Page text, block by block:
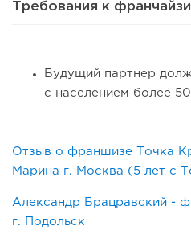
Франшиза кафе: рейтинг
Требования к франчайзи
Будущий партнер
с населением более
Отзыв о франшизе Точка
Марина г. Москва (5 лет с
Александр Брацравский -
г. Подольск